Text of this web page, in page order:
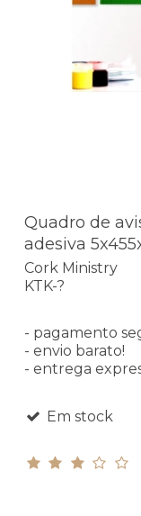
Quadro de
adesiva
Cork Ministry
KTK-?
- pagamento
- envio barato!
- entrega
Em stock